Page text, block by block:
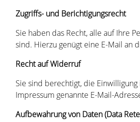
Zugriffs- und Berichtigungsrecht
Sie haben das Recht, alle auf Ihre
sind. Hierzu genügt eine E-Mail an
Recht auf Widerruf
Sie sind berechtigt, die
Impressum genannte E-Mail-
Aufbewahrung von Daten (Data